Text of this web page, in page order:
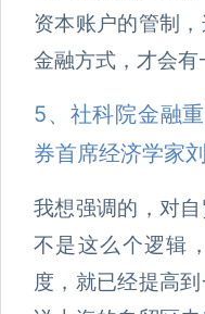
资本账户的管制
金融方式，才会有
5、社科院金融
券首席经济学家
我想强调的，对
不是这么个逻辑
度，就已经提高